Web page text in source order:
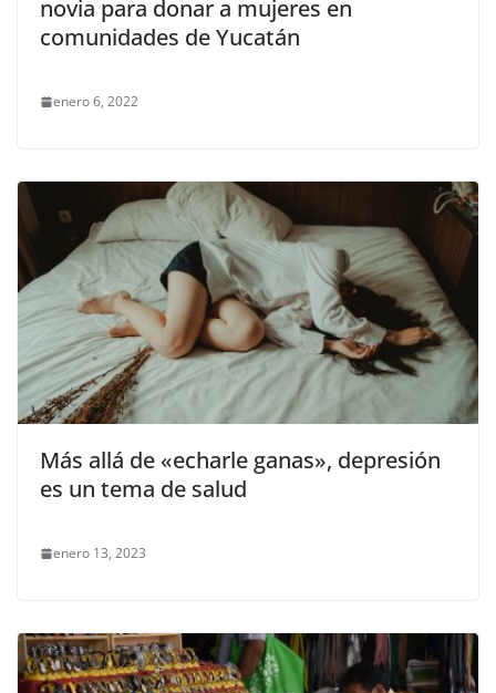
novia para donar a mujeres en
comunidades de Yucatán
enero 6, 2022
Más allá de «echarle ganas», depresión
es un tema de salud
enero 13, 2023